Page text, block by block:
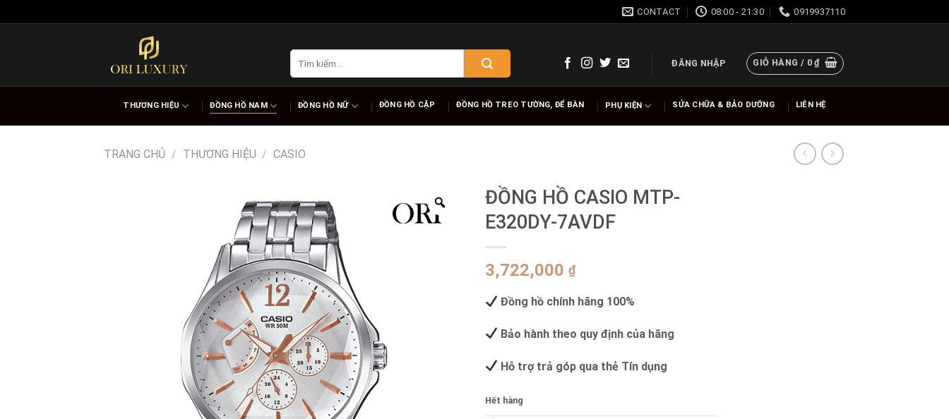
to
CONTACT 08:00 - 21:30 0919937110
ĐĂNG NHẬP GIỎ HÀNG / 0₫
THƯƠNG HIỆU ĐỒNG HỒ NAM ĐỒNG HỒ NỮ ĐỒNG HỒ CẶP ĐỒNG HỒ TREO TƯỜNG, ĐỂ BÀN PHỤ KIỆN SỬA CHỮA & BẢO DƯỠNG LIÊN HỆ
TRANG CHỦ / THƯƠNG HIỆU / CASIO
ĐỒNG HỒ CASIO MTP-
E320DY-7AVDF
3,722,000 ₫
Đồng hồ chính hãng 100%
Bảo hành theo quy định của hãng
Hỗ trợ trả góp qua thẻ Tín dụng
Hết hàng